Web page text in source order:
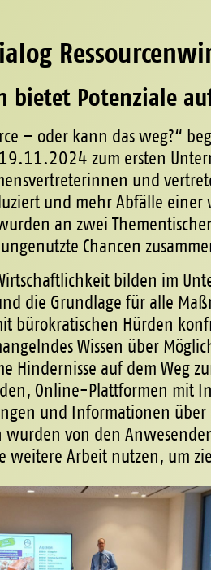
bietet Potenziale
– oder kann das weg?“
zum ersten
und
und mehr Abfälle
an zwei
Chancen
bilden im
die Grundlage für alle
bürokratischen Hürden
Wissen über
Hindernisse auf dem Weg
Online-Plattformen mit
und Informationen über
von den
weitere Arbeit nutzen, um